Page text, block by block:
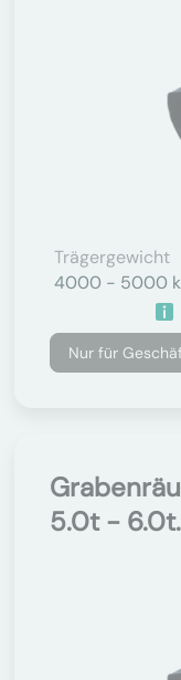
Trägergewicht
4000 - 5000
Nur für
5.0t -